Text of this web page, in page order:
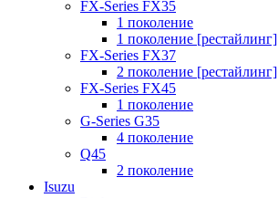
FX-Series FX35
1 поколение
1 поколение [рестайлинг]
FX-Series FX37
2 поколение [рестайлинг]
FX-Series FX45
1 поколение
G-Series G35
4 поколение
Q45
2 поколение
Isuzu